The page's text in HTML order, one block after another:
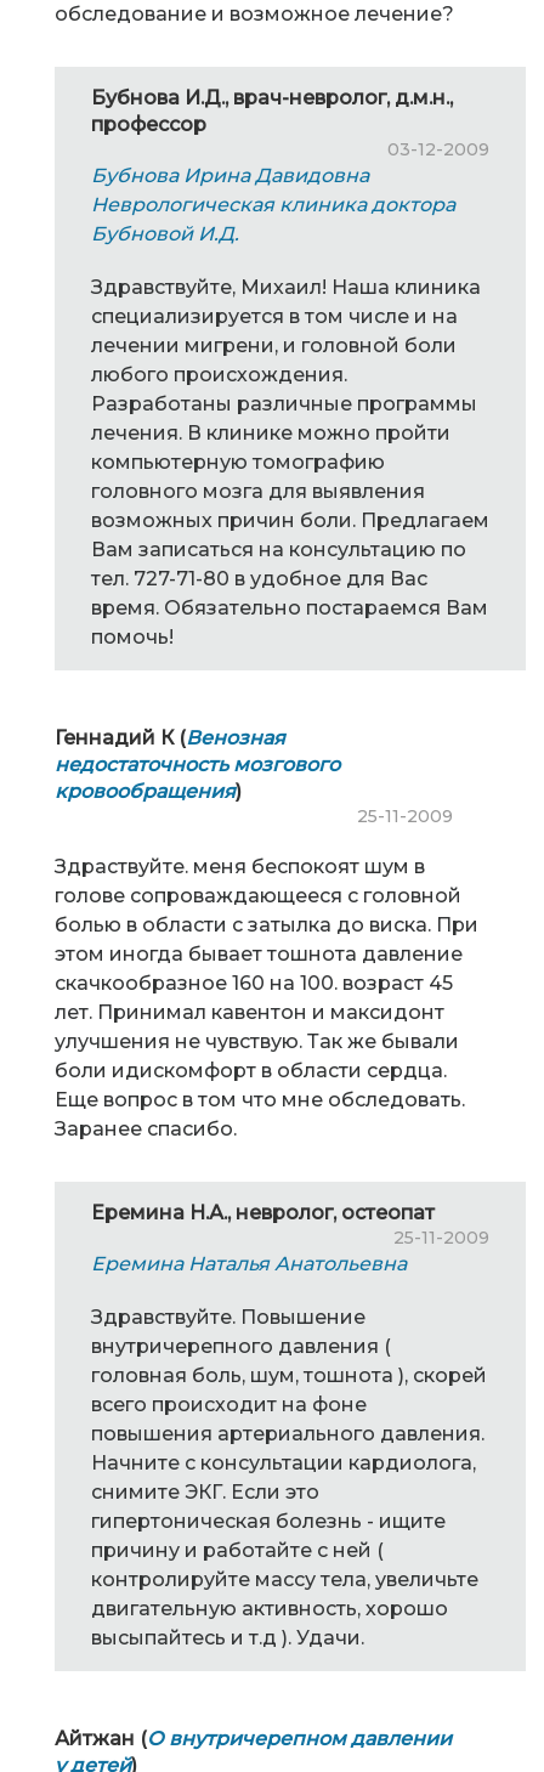
обследование и возможное лечение?
Бубнова И.Д., врач-невролог, д.м.н.,
профессор
03-12-2009
Бубнова Ирина Давидовна
Неврологическая клиника доктора
Бубновой И.Д.
Здравствуйте, Михаил! Наша клиника
специализируется в том числе и на
лечении мигрени, и головной боли
любого происхождения.
Разработаны различные программы
лечения. В клинике можно пройти
компьютерную томографию
головного мозга для выявления
возможных причин боли. Предлагаем
Вам записаться на консультацию по
тел. 727-71-80 в удобное для Вас
время. Обязательно постараемся Вам
помочь!
Геннадий К (Венозная
недостаточность мозгового
кровообращения)
25-11-2009
Здраствуйте. меня беспокоят шум в
голове сопроваждающееся с головной
болью в области с затылка до виска. При
этом иногда бывает тошнота давление
скачкообразное 160 на 100. возраст 45
лет. Принимал кавентон и максидонт
улучшения не чувствую. Так же бывали
боли идискомфорт в области сердца.
Еще вопрос в том что мне обследовать.
Заранее спасибо.
Еремина Н.А., невролог, остеопат
25-11-2009
Еремина Наталья Анатольевна
Здравствуйте. Повышение
внутричерепного давления (
головная боль, шум, тошнота ), скорей
всего происходит на фоне
повышения артериального давления.
Начните с консультации кардиолога,
снимите ЭКГ. Если это
гипертоническая болезнь - ищите
причину и работайте с ней (
контролируйте массу тела, увеличьте
двигательную активность, хорошо
высыпайтесь и т.д ). Удачи.
Айтжан (О внутричерепном давлении
у детей)